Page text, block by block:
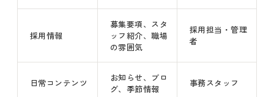
採用情報
募集要項、スタ
ッフ紹介、職場
の雰囲気
採用担当・管理
者
日常コンテンツ
お知らせ、ブロ
グ、季節情報
事務スタッフ